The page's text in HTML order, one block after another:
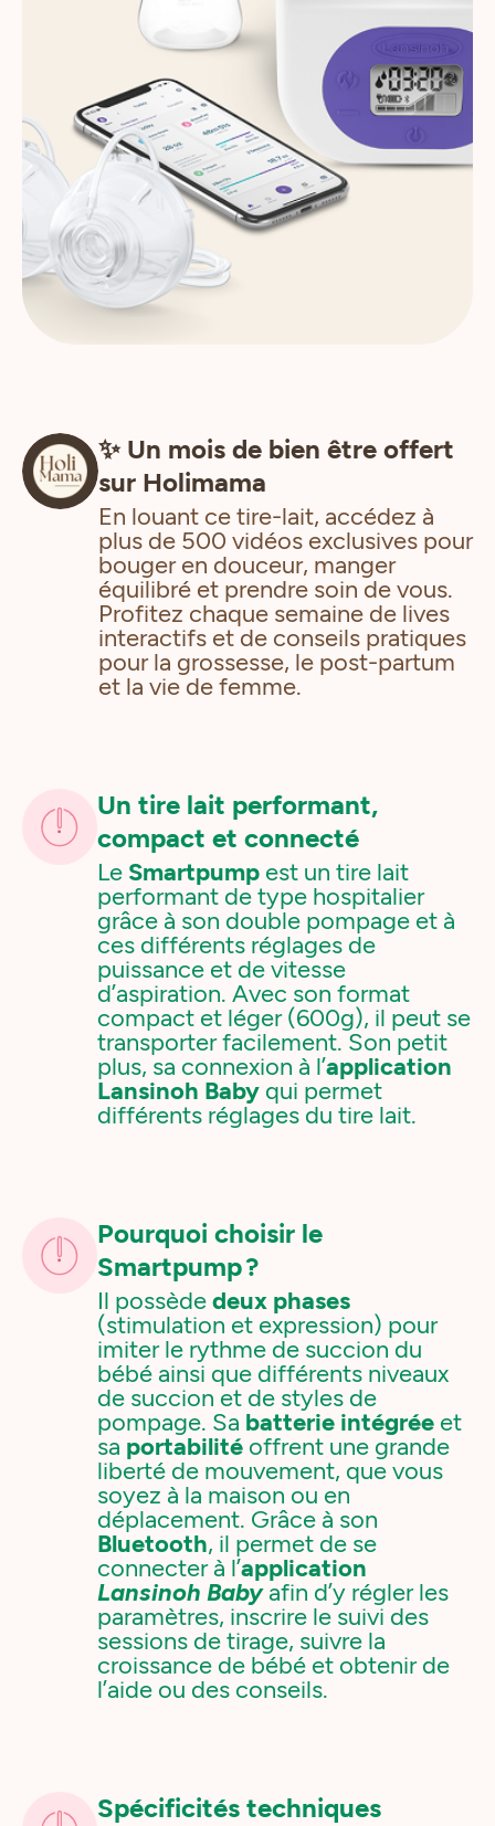
✨ Un mois de bien être offert
sur Holimama
En louant ce tire-lait, accédez à
plus de 500 vidéos exclusives pour
bouger en douceur, manger
équilibré et prendre soin de vous.
Profitez chaque semaine de lives
interactifs et de conseils pratiques
pour la grossesse, le post-partum
et la vie de femme.
Un tire lait performant,
compact et connecté
Le Smartpump est un tire lait
performant de type hospitalier
grâce à son double pompage et à
ces différents réglages de
puissance et de vitesse
d’aspiration. Avec son format
compact et léger (600g), il peut se
transporter facilement. Son petit
plus, sa connexion à l’application
Lansinoh Baby qui permet
différents réglages du tire lait.
Pourquoi choisir le
Smartpump ?
Il possèdedeux phases
(stimulation et expression) pour
imiter le rythme de succion du
bébé ainsi que différents niveaux
de succion et de styles de
pompage. Sa batterie intégrée et
sa portabilité offrent une grande
liberté de mouvement, que vous
soyez à la maison ou en
déplacement. Grâce à son
Bluetooth, il permet de se
connecter à l’application
Lansinoh Babyafin d’y régler les
paramètres, inscrire le suivi des
sessions de tirage, suivre la
croissance de bébé et obtenir de
l’aide ou des conseils.
Spécificités techniques